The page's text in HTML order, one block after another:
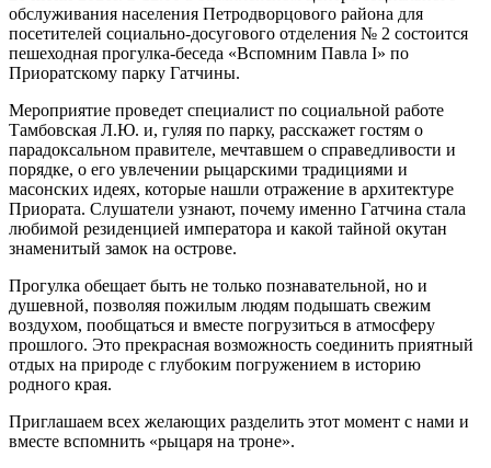
обслуживания населения Петродворцового района для
посетителей социально-досугового отделения № 2 состоится
пешеходная прогулка-беседа «Вспомним Павла I» по
Приоратскому парку Гатчины.
Мероприятие проведет специалист по социальной работе
Тамбовская Л.Ю. и, гуляя по парку, расскажет гостям о
парадоксальном правителе, мечтавшем о справедливости и
порядке, о его увлечении рыцарскими традициями и
масонских идеях, которые нашли отражение в архитектуре
Приората. Слушатели узнают, почему именно Гатчина стала
любимой резиденцией императора и какой тайной окутан
знаменитый замок на острове.
Прогулка обещает быть не только познавательной, но и
душевной, позволяя пожилым людям подышать свежим
воздухом, пообщаться и вместе погрузиться в атмосферу
прошлого. Это прекрасная возможность соединить приятный
отдых на природе с глубоким погружением в историю
родного края.
Приглашаем всех желающих разделить этот момент с нами и
вместе вспомнить «рыцаря на троне».